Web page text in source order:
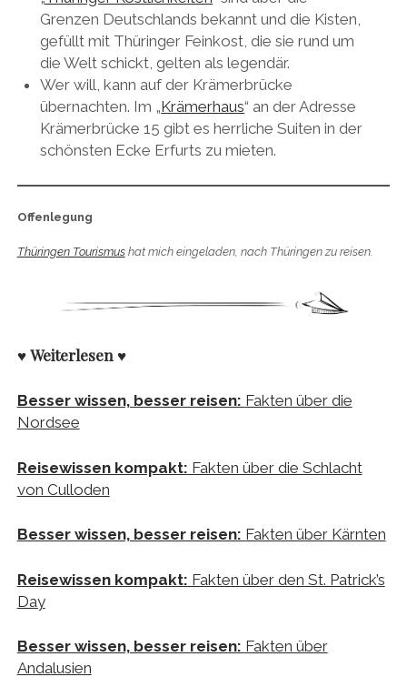
Grenzen Deutschlands bekannt und die Kisten,
gefüllt mit Thüringer Feinkost, die sie rund um
die Welt schickt, gelten als legendär.
Wer will, kann auf der Krämerbrücke
übernachten. Im „Krämerhaus“ an der Adresse
Krämerbrücke 15 gibt es herrliche Suiten in der
schönsten Ecke Erfurts zu mieten.
Offenlegung
Thüringen Tourismushat mich eingeladen, nach Thüringen zu reisen.
♥Weiterlesen ♥
Besser wissen, besser reisen: Fakten über die
Nordsee
Reisewissen kompakt: Fakten über die Schlacht
von Culloden
Besser wissen, besser reisen: Fakten über Kärnten
Reisewissen kompakt: Fakten über den St. Patrick’s
Day
Besser wissen, besser reisen: Fakten über
Andalusien